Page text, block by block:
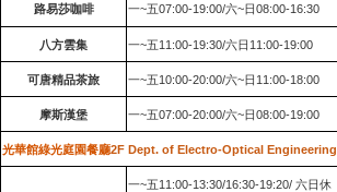
路易莎咖啡 一~五07:00-19:00/六~日08:00-16:30
八方雲集 一~五11:00-19:30/六日11:00-19:00
可唐精品茶旅 一~五10:00-20:00/六~日11:00-18:00
摩斯漢堡 一~五07:00-20:00/六~日08:00-19:00
光華館綠光庭園餐廳2F Dept. of Electro-Optical Engineering
一~五11:00-13:30/16:30-19:20/ 六日休